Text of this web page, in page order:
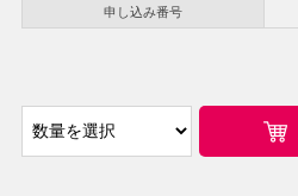
申し込み番号